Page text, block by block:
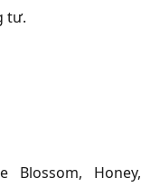
tư.
Blossom, Honey,